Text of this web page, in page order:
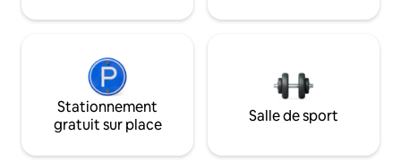
Stationnement
gratuit sur place
Salle de sport